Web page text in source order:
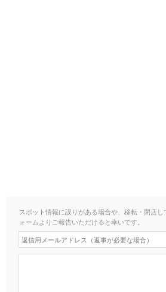
スポット情報に誤りがある場合や、移転・閉店
ォームよりご報告いただけると幸いです。